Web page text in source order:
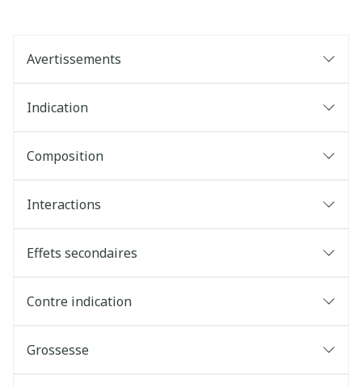
Avertissements
Indication
Composition
Interactions
Effets secondaires
Contre indication
Grossesse